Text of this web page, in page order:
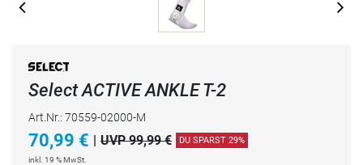
Select ACTIVE ANKLE T-2
Art.Nr.: 70559-02000-M
70,99 € | UVP 99,99 € DU SPARST 29%
inkl. 19 % MwSt.